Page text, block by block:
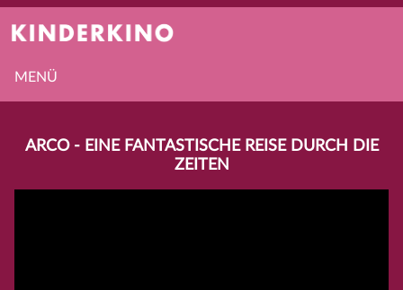
MENÜ
ARCO - EINE FANTASTISCHE REISE DURCH DIE
ZEITEN